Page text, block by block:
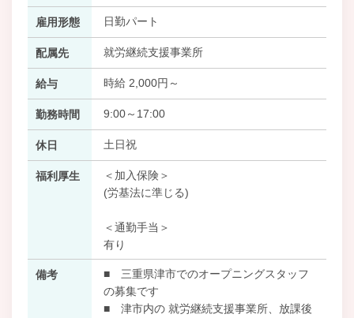
雇用形態 日勤パート
配属先 就労継続支援事業所
給与 時給 2,000円～
勤務時間 9:00～17:00
休日 土日祝
福利厚生
＜加入保険＞
(労基法に準じる)
＜通勤手当＞
有り
備考
■ 三重県津市でのオープニングスタッフ
の募集です
■ 津市内の 就労継続支援事業所、放課後